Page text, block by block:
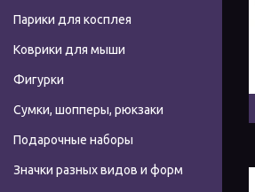
Парики для косплея
Коврики для мыши
Фигурки
Сумки, шопперы, рюкзаки
Подарочные наборы
Значки разных видов и форм